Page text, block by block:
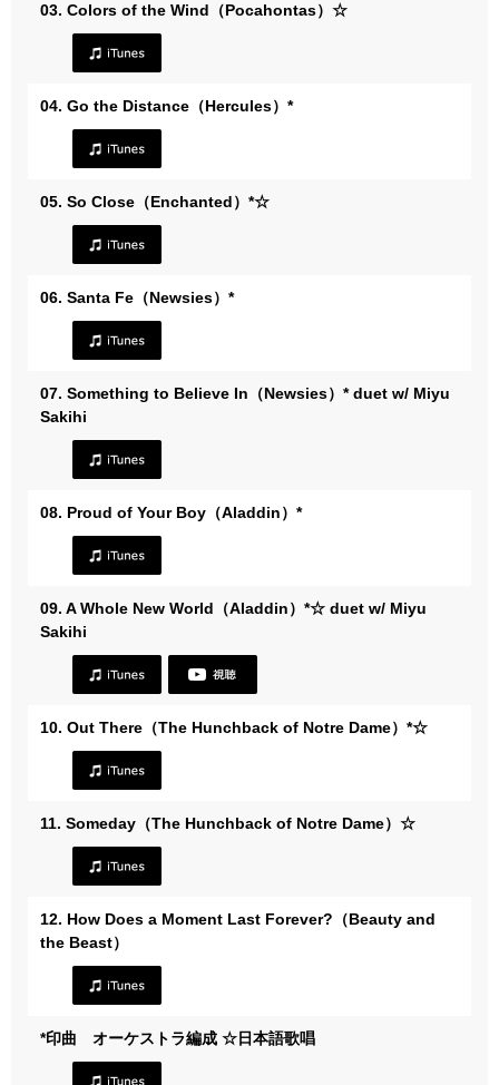
03. Colors of the Wind（Pocahontas）☆
04. Go the Distance（Hercules）*
05. So Close（Enchanted）*☆
06. Santa Fe（Newsies）*
07. Something to Believe In（Newsies）* duet w/ Miyu
Sakihi
08. Proud of Your Boy（Aladdin）*
09. A Whole New World（Aladdin）*☆ duet w/ Miyu
Sakihi
10. Out There（The Hunchback of Notre Dame）*☆
11. Someday（The Hunchback of Notre Dame）☆
12. How Does a Moment Last Forever?（Beauty and
the Beast）
*印曲 オーケストラ編成 ☆日本語歌唱